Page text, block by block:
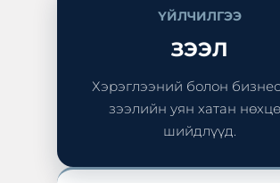
ҮЙЛЧИЛГЭЭ
ЗЭЭЛ
Хэрэглээний болон
зээлийн уян хатан
шийдлүүд.